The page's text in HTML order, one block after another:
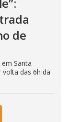
de
Santa
das 6h da